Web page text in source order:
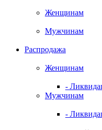
Женщинам
Мужчинам
Распродажа
Женщинам
-
Мужчинам
-